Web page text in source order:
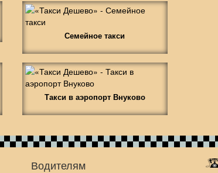
Семейное такси
Такси в аэропорт Внуково
Водителям